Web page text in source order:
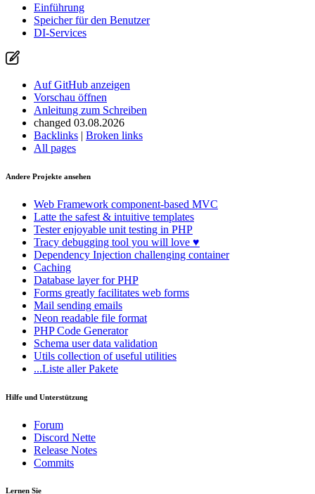
Einführung
Speicher für den Benutzer
DI-Services
Auf GitHub anzeigen
Vorschau öffnen
Anleitung zum Schreiben
changed 03.08.2026
Backlinks | Broken links
All pages
Andere Projekte ansehen
Web Framework component-based MVC
Latte the safest & intuitive templates
Testerenjoyable unit testing in PHP
Tracy debugging tool you will love ♥
Dependency Injection challenging container
Caching
Database layer for PHP
Forms greatly facilitates web forms
Mail sending emails
Neon readable file format
PHP Code Generator
Schema user data validation
Utils collection of useful utilities
...Liste aller Pakete
Hilfe und Unterstützung
Forum
Discord Nette
Release Notes
Commits
Lernen Sie